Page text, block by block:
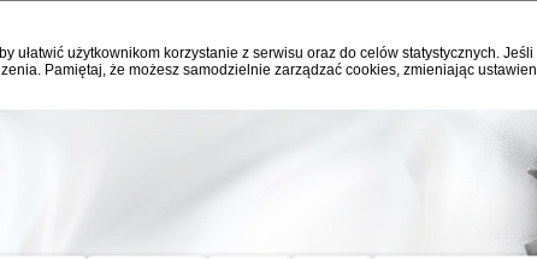
ułatwić użytkownikom korzystanie z serwisu oraz do celów statystycznych.
Pamiętaj, że możesz samodzielnie zarządzać cookies, zmieniając